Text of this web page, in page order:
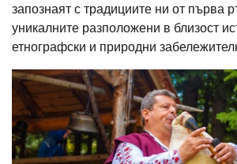
запознаят с традициите ни от първа
уникалните разположени в близост
етнографски и природни